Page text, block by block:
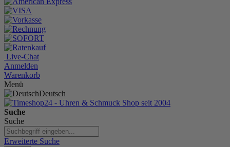
Live-Chat
Anmelden
Warenkorb
Menü
Deutsch
Suche
Suche
Erweiterte Suche